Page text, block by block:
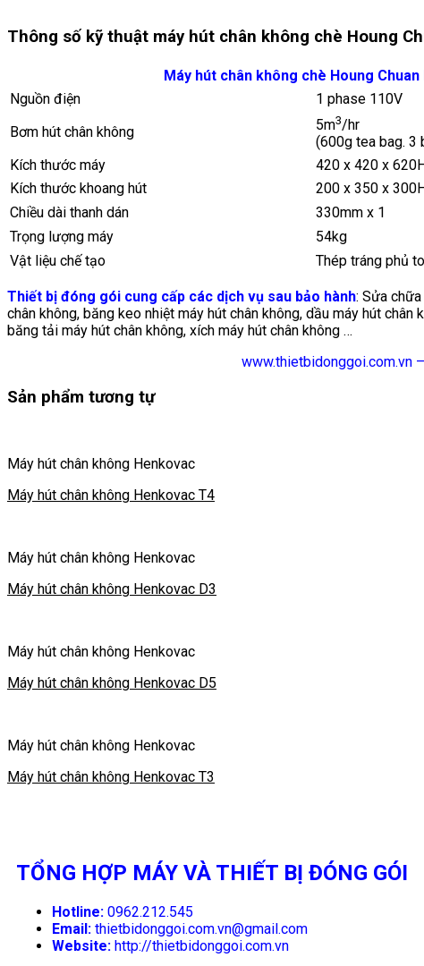
Thông số kỹ thuật máy hút chân không chè Houng
Máy hút chân không chè Houng
Nguồn điện
1 phase 110V
Bơm hút chân không
5m3/hr
(600g tea bag. 3
Kích thước máy
420 x 420 x
Kích thước khoang hút
200 x 350 x
Chiều dài thanh dán
330mm x 1
Trọng lượng máy
54kg
Vật liệu chế tạo
Thép tráng phủ
Thiết bị đóng gói cung cấp các dịch vụ sau bảo hành: Sửa
chân không, băng keo nhiệt máy hút chân không, dầu máy hút
băng tải máy hút chân không, xích máy hút chân không …
www.thietbidonggoi.com.vn
Sản phẩm tương tự
Máy hút chân không Henkovac
Máy hút chân không Henkovac T4
Máy hút chân không Henkovac
Máy hút chân không Henkovac D3
Máy hút chân không Henkovac
Máy hút chân không Henkovac D5
Máy hút chân không Henkovac
Máy hút chân không Henkovac T3
TỔNG HỢP MÁY VÀ THIẾT BỊ ĐÓNG GÓI
Hotline: 0962.212.545
Email: thietbidonggoi.com.vn@gmail.com
Website: http://thietbidonggoi.com.vn